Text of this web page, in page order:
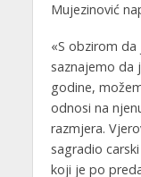
Mujezinović
«S obzirom da
saznajemo da
godine,
odnosi na
razmjera.
sagradio
koji je po